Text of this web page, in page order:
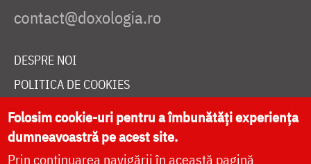
DESPRE NOI
POLITICA DE COOKIES
DONEAZĂ ONLINE PENTRU CATEDRALA NAȚIONALĂ
Folosim cookie-uri pentru a îmbunătăți experiența
dumneavoastră pe acest site.
Prin continuarea navigării în această pagină